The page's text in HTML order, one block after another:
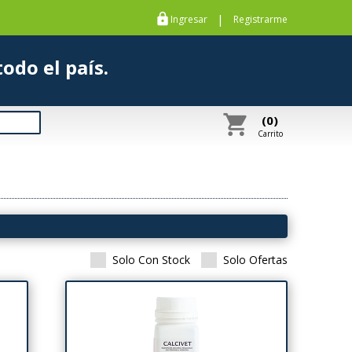
https Ingresar | Registrarme
a todo el país.
shopping_cart (0)
Carrito
Solo Con Stock Solo Ofertas